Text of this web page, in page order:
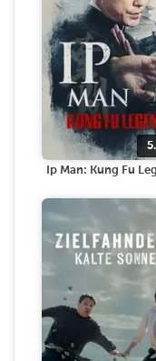
Ip Man: Kung Fu